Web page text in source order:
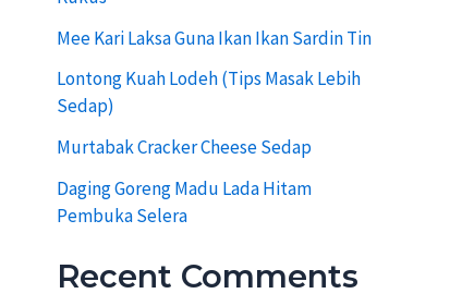
Mee Kari Laksa Guna Ikan Ikan Sardin Tin
Lontong Kuah Lodeh (Tips Masak Lebih
Sedap)
Murtabak Cracker Cheese Sedap
Daging Goreng Madu Lada Hitam
Pembuka Selera
Recent Comments